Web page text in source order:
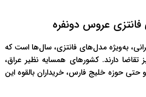
عروس دونفره
به‌ویژه مدل‌های فانتزی، سال‌ها است که
تقاضا دارند. کشورهای همسایه نظیر عراق،
و حتی حوزه خلیج فارس، خریداران بالقوه این